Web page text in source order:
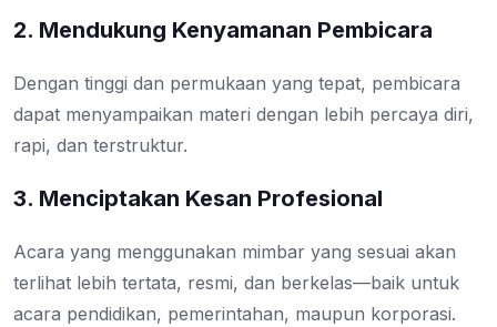
2. Mendukung Kenyamanan Pembicara
Dengan tinggi dan permukaan yang tepat, pembicara
dapat menyampaikan materi dengan lebih percaya diri,
rapi, dan terstruktur.
3. Menciptakan Kesan Profesional
Acara yang menggunakan mimbar yang sesuai akan
terlihat lebih tertata, resmi, dan berkelas—baik untuk
acara pendidikan, pemerintahan, maupun korporasi.